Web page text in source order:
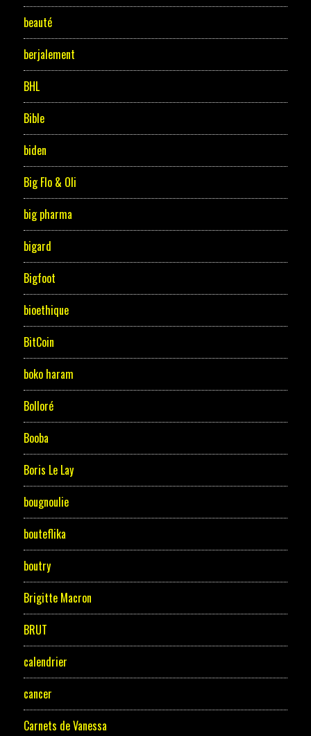
beauté
berjalement
BHL
Bible
biden
Big Flo & Oli
big pharma
bigard
Bigfoot
bioethique
BitCoin
boko haram
Bolloré
Booba
Boris Le Lay
bougnoulie
bouteflika
boutry
Brigitte Macron
BRUT
calendrier
cancer
Carnets de Vanessa